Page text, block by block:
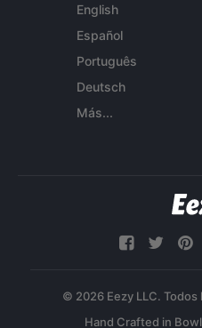
English
Español
Português
Deutsch
Más...
© 2026 Eezy LLC.